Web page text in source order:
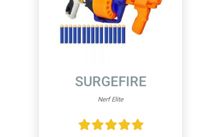
SURGEFIRE
Nerf Elite